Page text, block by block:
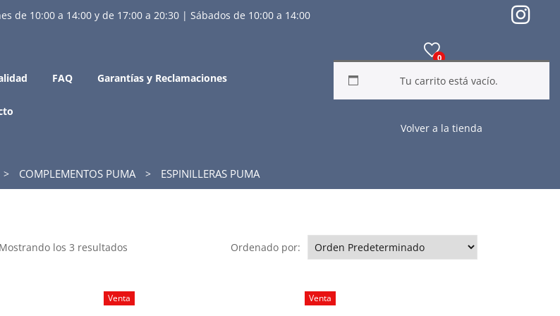
de 10:00 a 14:00 y de 17:00 a 20:30 | Sábados de 10:00 a 14:00
FAQ Garantías y Reclamaciones
0
Tu carrito está vacío.
Volver a la tienda
COMPLEMENTOS PUMA ESPINILLERAS PUMA
Mostrando los 3 resultados Ordenado por:
Venta Venta